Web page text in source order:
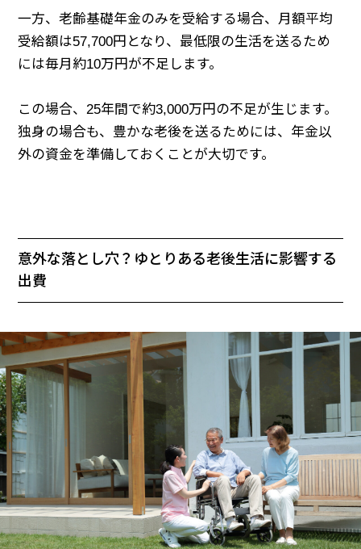
一方、老齢基礎年金のみを受給する場合、月額平均
受給額は57,700円となり、最低限の生活を送るため
には毎月約10万円が不足します。
この場合、25年間で約3,000万円の不足が生じます。
独身の場合も、豊かな老後を送るためには、年金以
外の資金を準備しておくことが大切です。
意外な落とし穴？ゆとりある老後生活に影響する
出費